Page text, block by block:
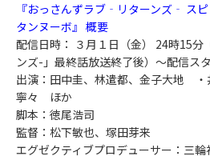
『おっさんずラブ‐リターンズ‐ ス
タンヌーボ』 概要
配信日時： ３月１日（金） 24時15分
ンズ-」最終話放送終了後）～配信ス
出演：田中圭、林遣都、金子大地
寧々 ほか
脚本：徳尾浩司
監督：松下敏也、塚田芽来
エグゼクティブプロデューサー：三輪